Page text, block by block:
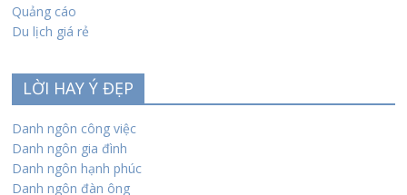
Quảng cáo
Du lịch giá rẻ
LỜI HAY Ý ĐẸP
Danh ngôn công việc
Danh ngôn gia đình
Danh ngôn hạnh phúc
Danh ngôn đàn ông